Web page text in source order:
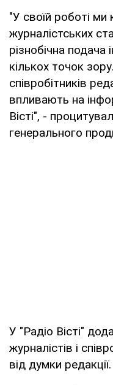
"У своїй роботі
журналістських
різнобічна подача
кількох точок
співробітників
впливають на
Вісті", -
генерального
У "Радіо Вісті"
журналістів і
від думки редакції.